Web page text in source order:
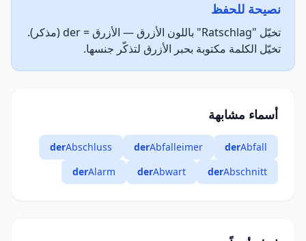
نصيحة للحفظ
تخيّل "Ratschlag" باللون الأزرق — الأزرق = der (مذكر).
تخيّل الكلمة مكتوبة بحبر الأزرق لتذكّر جنسها.
أسماء مشابهة
derAbfall
derAbfalleimer
derAbschluss
derAbschnitt
derAbwart
derAlarm